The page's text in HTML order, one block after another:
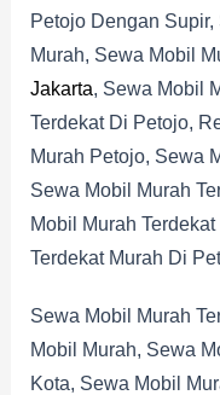
Petojo Dengan
Murah, Sewa Mobil
Jakarta, Sewa Mobil
Terdekat Di Petojo,
Murah Petojo, Sewa
Sewa Mobil Murah
Mobil Murah
Terdekat Murah Di
Sewa Mobil Murah
Mobil Murah, Sewa
Kota, Sewa Mobil